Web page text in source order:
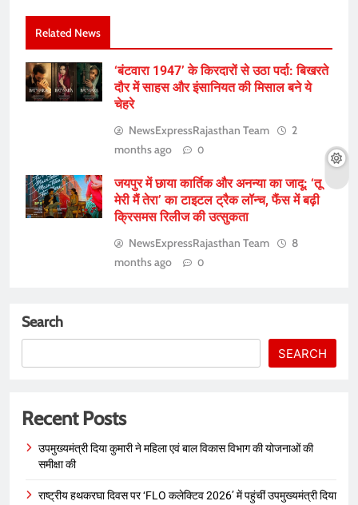
Related News
‘बंटवारा 1947’ के किरदारों से उठा पर्दा: बिखरते
दौर में साहस और इंसानियत की मिसाल बने ये
चेहरे
NewsExpressRajasthan Team
2
months ago
0
जयपुर में छाया कार्तिक और अनन्या का जादू: ‘तू
मेरी मैं तेरा’ का टाइटल ट्रैक लॉन्च, फैंस में बढ़ी
क्रिसमस रिलीज की उत्सुकता
NewsExpressRajasthan Team
8
months ago
0
Search
SEARCH
Recent Posts
उपमुख्यमंत्री दिया कुमारी ने महिला एवं बाल विकास विभाग की योजनाओं की
समीक्षा की
राष्ट्रीय हथकरघा दिवस पर ‘FLO कलेक्टिव 2026’ में पहुंचीं उपमुख्यमंत्री दिया